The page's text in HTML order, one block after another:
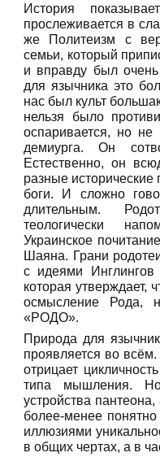
История
прослеживается в
же Политеизм с
семьи, который
и вправду был
для язычника это
нас был культ
нельзя было
оспаривается, но не
демиурга. Он
Естественно, он
разные
боги. И сложно
длительным.
теологически
Украинское
Шаяна. Грани
с идеями
которая утверждает,
осмысление Рода,
«РОДО».
Природа для
проявляется во
отрицает
типа мышления.
устройства
более-менее
иллюзиями
в общих чертах, а в